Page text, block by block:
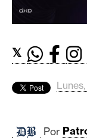
r
a
o
𝕏
Por